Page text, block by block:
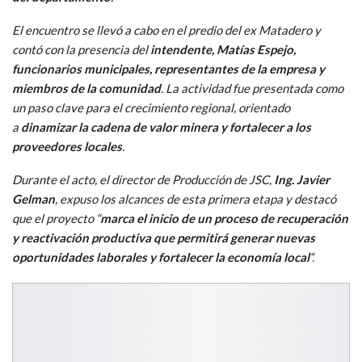
El encuentro se llevó a cabo en el predio del ex Matadero y
contó con la presencia delintendente, Matías Espejo,
funcionarios municipales, representantes de la empresa y
miembros de la comunidad. La actividad fue presentada como
un paso clave para el crecimiento regional, orientado
a dinamizar la cadena de valor minera y fortalecer a los
proveedores locales.
Durante el acto, el director de Producción de JSC, Ing. Javier
Gelman, expuso los alcances de esta primera etapa y destacó
que el proyecto “marca el inicio de un proceso de recuperación
y reactivación productiva que permitirá generar nuevas
oportunidades laborales y fortalecer la economía local“.